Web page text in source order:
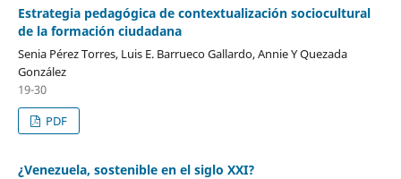
Estrategia pedagógica de contextualización sociocultural
de la formación ciudadana
Senia Pérez Torres, Luis E. Barrueco Gallardo, Annie Y Quezada
González
19-30
PDF
¿Venezuela, sostenible en el siglo XXI?